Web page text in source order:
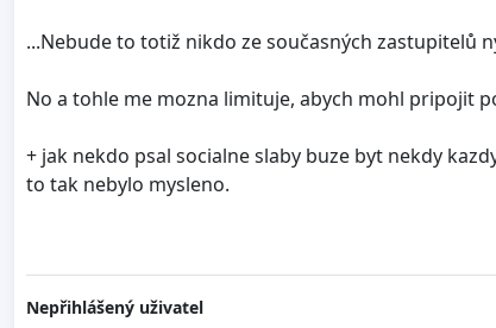
...Nebude to totiž nikdo ze současných zastupitelů
No a tohle me mozna limituje, abych mohl pripojit
+ jak nekdo psal socialne slaby buze byt nekdy
to tak nebylo mysleno.
Nepřihlášený uživatel